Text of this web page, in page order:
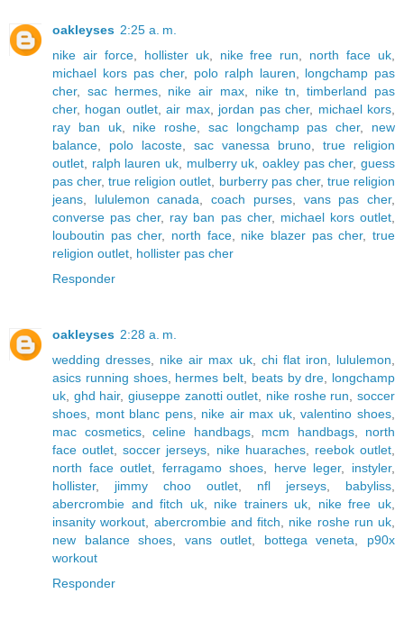
oakleyses 2:25 a. m.
nike air force, hollister uk, nike free run north face uk
michael kors pas cher, polo ralph lauren
longchamp pas
cher, sac hermes, nike air max, nike tn ,timberland pas
cher, hogan outlet,air max, jordan pas cher, michael kors
ray ban uk, nike roshe sac longchamp pas cher, new
balance
polo lacoste sac vanessa bruno
true religion
outlet
ralph lauren uk mulberry uk ,oakley pas cher,guess
pas cher,true religion outlet burberry pas cher, true religion
jeans
lululemon canada ,coach purses, vans pas cher,
converse pas cher, ray ban pas cher, michael kors outlet
louboutin pas cher, north face, nike blazer pas cher,true
religion outlet hollister pas cher
Responder
oakleyses 2:28 a. m.
wedding dresses
nike air max uk, chi flat iron lululemon
asics running shoes, hermes belt beats by dre
longchamp
uk ghd hair,giuseppe zanotti outlet nike roshe run ,soccer
shoes
mont blanc pens, nike air max uk,valentino shoes
mac cosmetics, celine handbags, mcm handbags, north
face outlet ,soccer jerseys nike huaraches, reebok outlet
north face outlet ,ferragamo shoes, herve leger, instyler,
hollister, jimmy choo outlet nfl jerseys babyliss
abercrombie and fitch uk, nike trainers uk nike free uk
insanity workout
abercrombie and fitch nike roshe run uk
new balance shoes
vans outlet bottega veneta
p90x
workout
Responder